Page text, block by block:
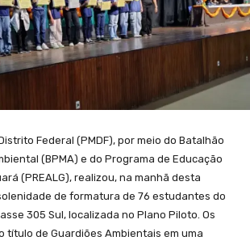
Federal (PMDF), por meio do Batalhão
(BPMA) e do Programa de Educação
(PREALG), realizou, na manhã desta
de formatura de 76 estudantes do
305 Sul, localizada no Plano Piloto. Os
título de Guardiões Ambientais em uma